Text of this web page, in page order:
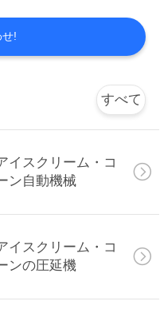
糖の
!
すべて
イスクリーム・コ
ン自動機械
イスクリーム・コ
ンの圧延機